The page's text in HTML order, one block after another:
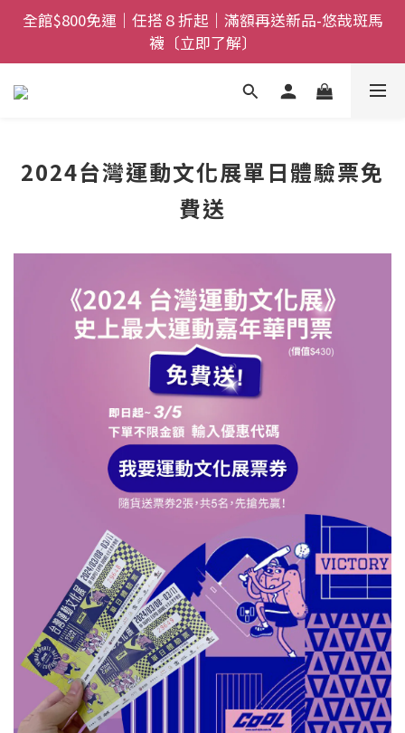
全館$800免運｜任搭８折起｜滿額再送新品-悠哉斑馬
襪〔立即了解〕
全館$800免運｜任搭８折起｜滿額再送新品-悠哉斑馬
襪〔立即了解〕
情人節獻禮｜sNug愛心禮盒甜蜜登場！把舒適與心意
一起送出〔馬上了解〕
一次備好〔馬上了解〕
全館$800免運｜任搭８折起｜滿額再送新品-悠哉斑馬
2024台灣運動文化展單日體驗票免
費送